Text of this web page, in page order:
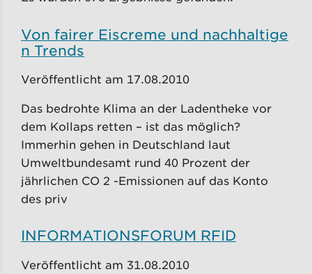
Von fairer Eiscreme und nachhaltige
n Trends
Veröffentlicht am 17.08.2010
Das bedrohte Klima an der Ladentheke vor
dem Kollaps retten – ist das möglich?
Immerhin gehen in Deutschland laut
Umweltbundesamt rund 40 Prozent der
jährlichen CO 2 -Emissionen auf das Konto
des priv
INFORMATIONSFORUM RFID
Veröffentlicht am 31.08.2010